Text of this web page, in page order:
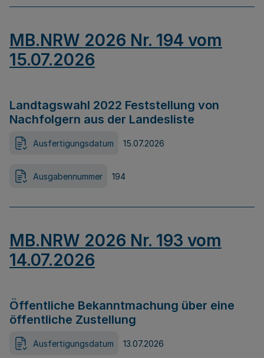
MB.NRW 2026 Nr. 194 vom
15.07.2026
Landtagswahl 2022 Feststellung von
Nachfolgern aus der Landesliste
Ausfertigungsdatum 15.07.2026
Ausgabennummer 194
MB.NRW 2026 Nr. 193 vom
14.07.2026
Öffentliche Bekanntmachung über eine
öffentliche Zustellung
Ausfertigungsdatum 13.07.2026